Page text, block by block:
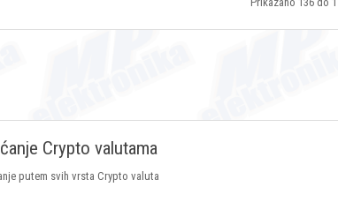
Crypto valutama
putem svih vrsta Crypto valuta